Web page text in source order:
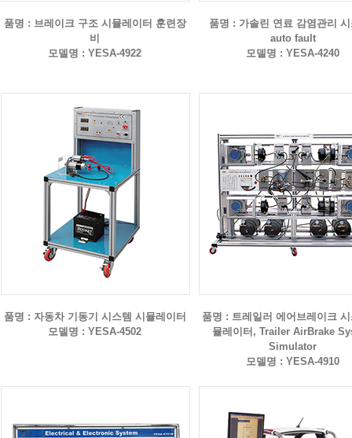
품명 : 브레이크 구조 시뮬레이터 훈련장
비
모델명 : YESA-4922
품명 : 가솔린 연료 감염관리
auto fault
모델명 : YESA-4240
품명 : 자동차 기동기 시스템 시뮬레이터
모델명 : YESA-4502
품명 : 트레일러 에어브레이크
뮬레이터, Trailer AirBrake
Simulator
모델명 : YESA-4910